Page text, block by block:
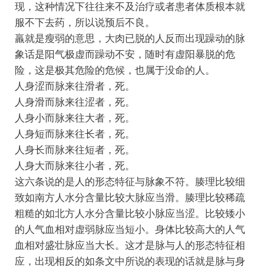
现，这种情况下往往来不及治疗或者患者体质根本就
服不下去药，所以说预后不良。
羸就是瘦弱的意思，大肉已脱的人反而出现躁动的脉
象话是阳气极虚而躁动不安，随时有虚阳暴脱的危
险，这是极其危险的危候，也属于没命的人。
人身涩而脉来往滑者，死。
人身滑而脉来往涩者，死。
人身小而脉来往大者，死。
人身短而脉来往长者，死。
人身长而脉来往短者，死。
人身大而脉来往小者，死。
这六条说的是人的形态特征与脉象不符。腠理比较细
致如南方人水分含量比较大脉应当滑。腠理比较稀疏
粗糙的如北方人水分含量比较小脉应当涩。比较矮小
的人气血相对虚弱脉应当短小。身体比较高大的人气
血相对盛壮脉应当大长。这才是脉与人的形态特征相
应，出现相反的如条文中所说的表现的话就是脉与身